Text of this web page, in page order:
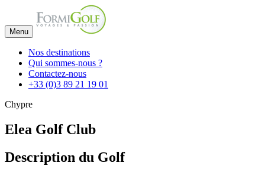
Menu
Nos destinations
Qui sommes-nous ?
Contactez-nous
+33 (0)3 89 21 19 01
Chypre
Elea Golf Club
Description du Golf